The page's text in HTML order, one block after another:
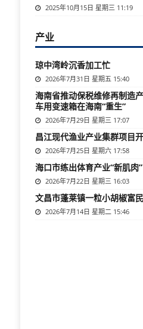
2025年10月15日 星期三 11:19
产业
琼中湾岭沉香加工忙
2026年7月31日 星期五 15:40
海南省推动保税维修再制造
车用变速箱在海南“重生”
2026年7月29日 星期三 17:07
昌江现代渔业产业集群项目
2026年7月25日 星期六 17:58
海口市练出体育产业“新肌肉”
2026年7月22日 星期三 16:03
文昌市蓬莱镇一粒小胡椒富
2026年7月14日 星期二 15:46